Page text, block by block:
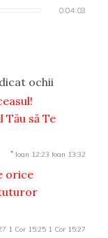
0:04:03
0:04:03
ochii
Tău să Te
* Ioan 12:23 Ioan 13:32
orice
tuturor
1 Cor 15:25 1 Cor 15:27